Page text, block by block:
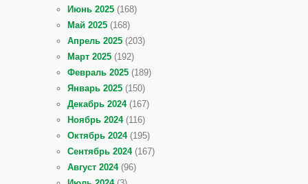
Июнь 2025 (168)
Май 2025 (168)
Апрель 2025 (203)
Март 2025 (192)
Февраль 2025 (189)
Январь 2025 (150)
Декабрь 2024(167)
Ноябрь 2024(116)
Октябрь 2024(195)
Сентябрь 2024(167)
Август 2024(96)